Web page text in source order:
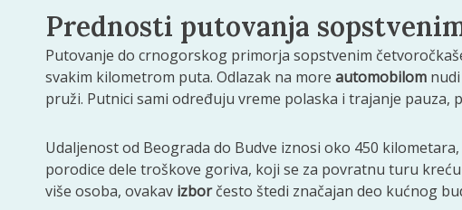
Prednosti putovanja
Putovanje do crnogorskog primorja sopstvenim
svakim kilometrom puta. Odlazak na more automobilom
pruži. Putnici sami određuju vreme polaska i trajanje
Udaljenost od Beograda do Budve iznosi oko 450
porodice dele troškove goriva, koji se za povratnu turu
više osoba, ovakav izborčesto štedi značajan deo kućnog